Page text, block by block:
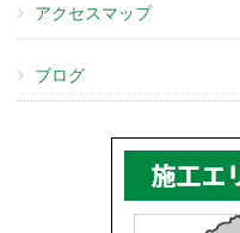
アクセスマップ
ブログ